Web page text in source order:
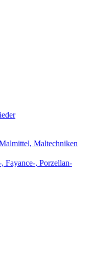
Maltechniken
, Porzellan-